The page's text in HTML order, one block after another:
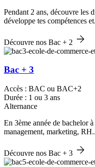
Pendant 2 ans, découvre les
développe tes compétences
Découvre nos Bac + 2
Bac + 3
Accès : BAC ou BAC+2
Durée : 1 ou 3 ans
Alternance
En 3ème année de bachelor
management, marketing,
Découvre nos Bac + 3